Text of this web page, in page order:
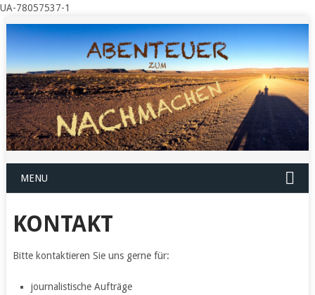
UA-78057537-1
MENU
KONTAKT
Bitte kontaktieren Sie uns gerne für:
journalistische Aufträge